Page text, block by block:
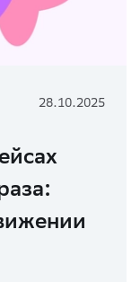
28.10.2025